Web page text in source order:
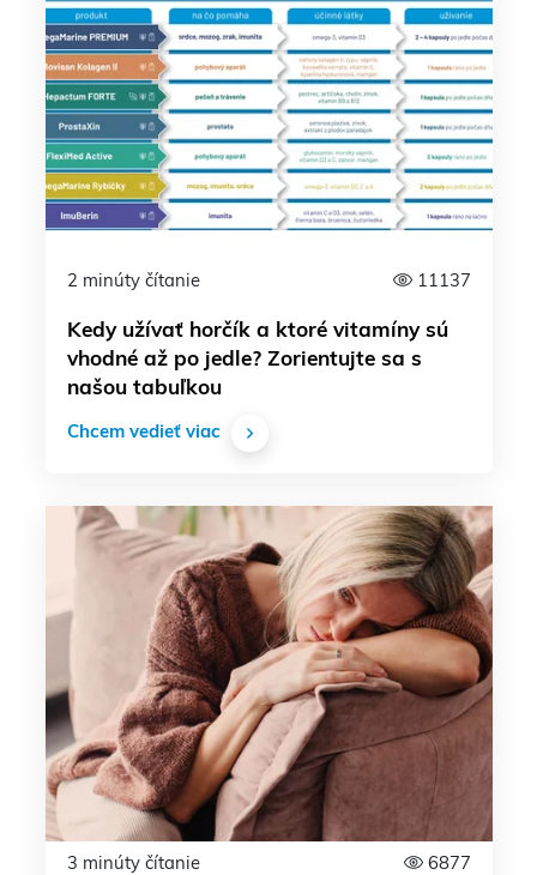
2 minúty čítanie 11137
Kedy užívať horčík a ktoré vitamíny sú
vhodné až po jedle? Zorientujte sa s
našou tabuľkou
Chcem vedieť viac
3 minúty čítanie 6877